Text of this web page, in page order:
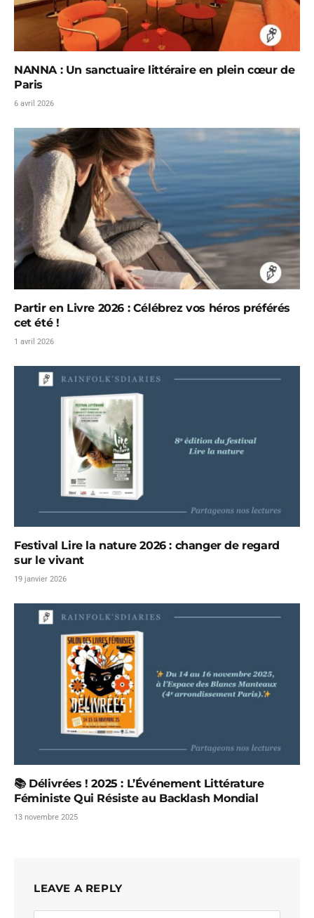
NANNA : Un sanctuaire littéraire en plein cœur de
Paris
6 avril 2026
Partir en Livre 2026 : Célébrez vos héros préférés
cet été !
1 avril 2026
Festival Lire la nature 2026 : changer de regard
sur le vivant
19 janvier 2026
📚 Délivrées ! 2025 : L’Événement Littérature
Féministe Qui Résiste au Backlash Mondial
13 novembre 2025
LEAVE A REPLY